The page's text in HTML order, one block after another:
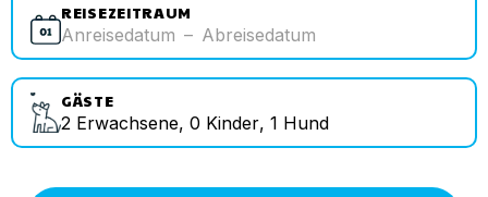
REISEZEITRAUM
Anreisedatum – Abreisedatum
GÄSTE
2 Erwachsene, 0 Kinder, 1 Hund